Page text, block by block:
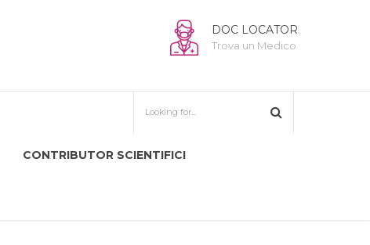
DOC LOCATOR
Trova un Medico
CONTRIBUTOR SCIENTIFICI